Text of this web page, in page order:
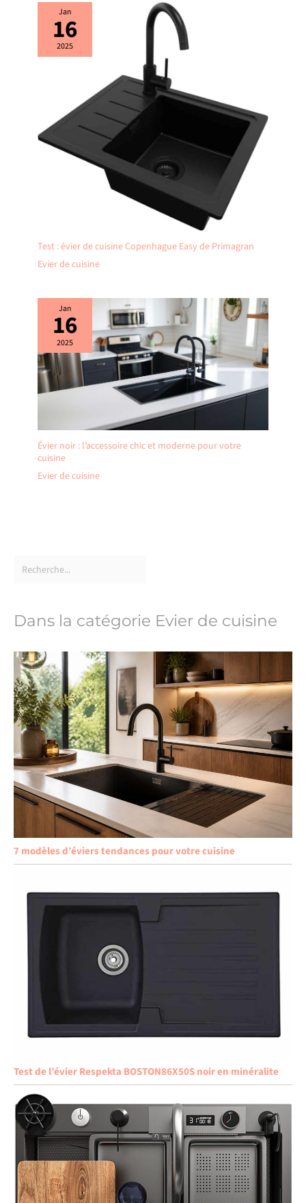
Jan
16
2025
Test : évier de cuisine Copenhague Easy de Primagran
Evier de cuisine
Jan
16
2025
Évier noir : l’accessoire chic et moderne pour votre
cuisine
Evier de cuisine
Dans la catégorie Evier de cuisine
7 modèles d’éviers tendances pour votre cuisine
Test de l’évier Respekta BOSTON86X50S noir en minéralite